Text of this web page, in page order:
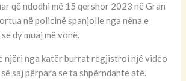
që ndodhi më 15 qershor 2023 në Gran
në policinë spanjolle nga nëna e
dy muaj më vonë.
njëri nga katër burrat regjistroi një video
saj përpara se ta shpërndante atë.